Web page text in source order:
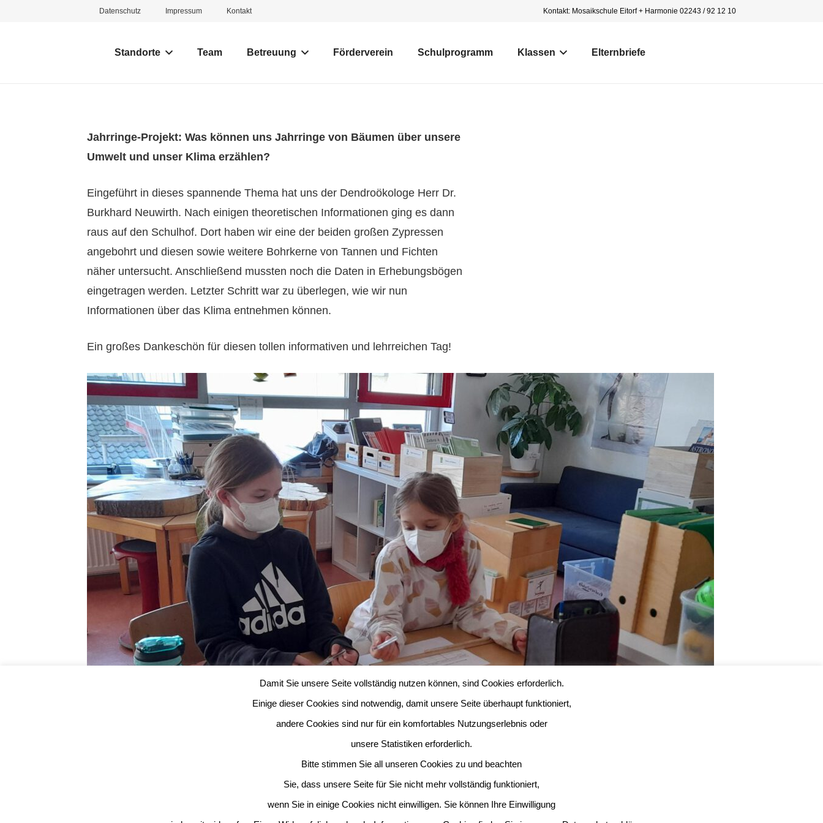
Datenschutz Impressum Kontakt Kontakt: Mosaikschule Eitorf + Harmonie 02243 / 92 12 10
Standorte Team Betreuung Förderverein Schulprogramm Klassen Elternbriefe
Jahrringe-Projekt: Was können uns Jahrringe von Bäumen über unsere
Umwelt und unser Klima erzählen?
Eingeführt in dieses spannende Thema hat uns der Dendroökologe Herr Dr.
Burkhard Neuwirth. Nach einigen theoretischen Informationen ging es dann
raus auf den Schulhof. Dort haben wir eine der beiden großen Zypressen
angebohrt und diesen sowie weitere Bohrkerne von Tannen und Fichten
näher untersucht. Anschließend mussten noch die Daten in Erhebungsbögen
eingetragen werden. Letzter Schritt war zu überlegen, wie wir nun
Informationen über das Klima entnehmen können.
Ein großes Dankeschön für diesen tollen informativen und lehrreichen Tag!
Damit Sie unsere Seite vollständig nutzen können, sind Cookies erforderlich.
Einige dieser Cookies sind notwendig, damit unsere Seite überhaupt funktioniert,
andere Cookies sind nur für ein komfortables Nutzungserlebnis oder
unsere Statistiken erforderlich.
Bitte stimmen Sie all unseren Cookies zu und beachten
Sie, dass unsere Seite für Sie nicht mehr vollständig funktioniert,
wenn Sie in einige Cookies nicht einwilligen. Sie können Ihre Einwilligung